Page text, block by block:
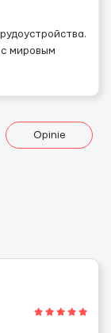
мировым
Opinie